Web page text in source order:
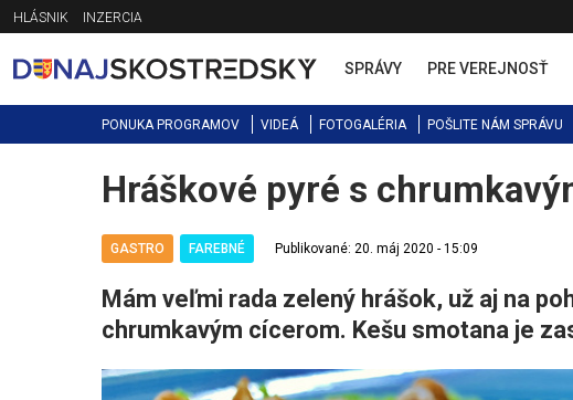
Jump
to
navigation
HLÁSNIK INZERCIA
SPRÁVY PRE VEREJNOSŤ
PONUKA PROGRAMOV VIDEÁ FOTOGALÉRIA POŠLITE NÁM SPRÁVU
Back
to
Hráškové pyré s
GASTRO FAREBNÉ Publikované: 20. máj 2020 - 15:09
Mám veľmi rada zelený hrášok, už aj na
chrumkavým cícerom. Kešu smotana je